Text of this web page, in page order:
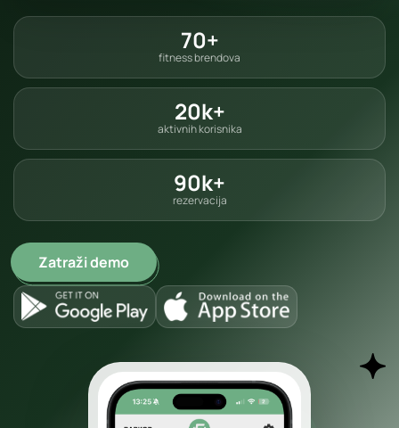
70+
fitness brendova
20k+
aktivnih korisnika
90k+
rezervacija
Zatraži demo